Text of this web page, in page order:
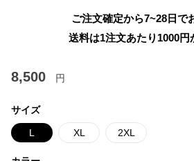
ご注文確定から7~28日で
送料は1注文あたり 1000円
8,500 円
サイズ
L XL 2XL